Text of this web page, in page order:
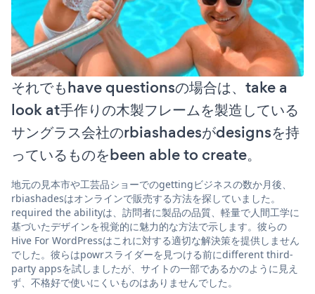
それでもhave questionsの場合は、take a
look at手作りの木製フレームを製造している
サングラス会社のrbiashadesがdesignsを持
っているものをbeen able to create。
地元の見本市や工芸品ショーでのgettingビジネスの数か月後、
rbiashadesはオンラインで販売する方法を探していました。
required the abilityは、訪問者に製品の品質、軽量で人間工学に
基づいたデザインを視覚的に魅力的な方法で示します。彼らの
Hive For WordPressはこれに対する適切な解決策を提供しません
でした。彼らはpowrスライダーを見つける前にdifferent third-
party appsを試しましたが、サイトの一部であるかのように見え
ず、不格好で使いにくいものはありませんでした。